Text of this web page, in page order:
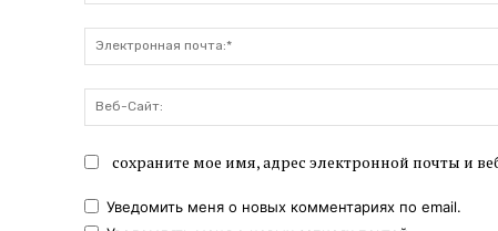
сохраните мое имя, адрес электронной почты и
Уведомить меня о новых комментариях по email.